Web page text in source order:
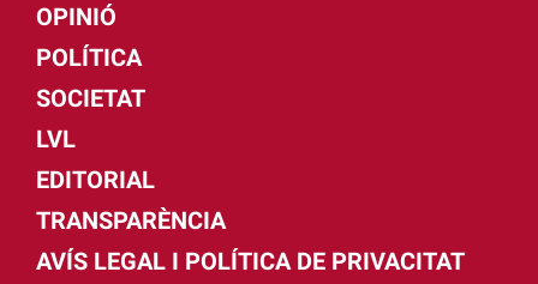
OPINIÓ
POLÍTICA
SOCIETAT
LVL
EDITORIAL
TRANSPARÈNCIA
AVÍS LEGAL I POLÍTICA DE PRIVACITAT